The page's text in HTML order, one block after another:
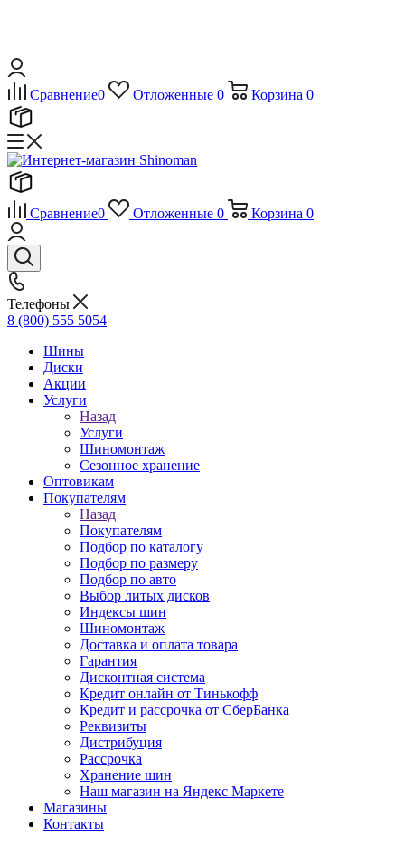
Сравнение0 Отложенные 0 Корзина 0
Сравнение0 Отложенные 0 Корзина 0
Телефоны
8 (800) 555 5054
Шины
Диски
Акции
Услуги
Назад
Услуги
Шиномонтаж
Сезонное хранение
Оптовикам
Покупателям
Назад
Покупателям
Подбор по каталогу
Подбор по размеру
Подбор по авто
Выбор литых дисков
Индексы шин
Шиномонтаж
Доставка и оплата товара
Гарантия
Дисконтная система
Кредит онлайн от Тинькофф
Кредит и рассрочка от СберБанка
Реквизиты
Дистрибуция
Рассрочка
Хранение шин
Наш магазин на Яндекс Маркете
Магазины
Контакты